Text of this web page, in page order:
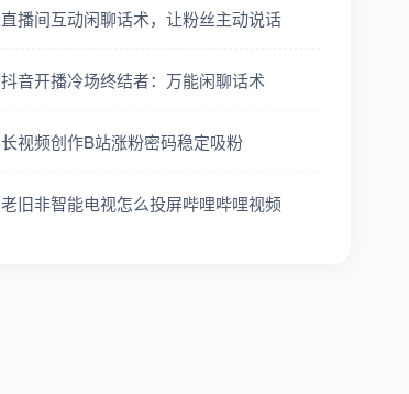
直播间互动闲聊话术，让粉丝主动说话
抖音开播冷场终结者：万能闲聊话术
长视频创作B站涨粉密码稳定吸粉
老旧非智能电视怎么投屏哔哩哔哩视频